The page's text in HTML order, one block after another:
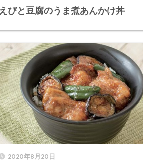
えびと豆腐のうま煮あんかけ丼
2020年8月20日